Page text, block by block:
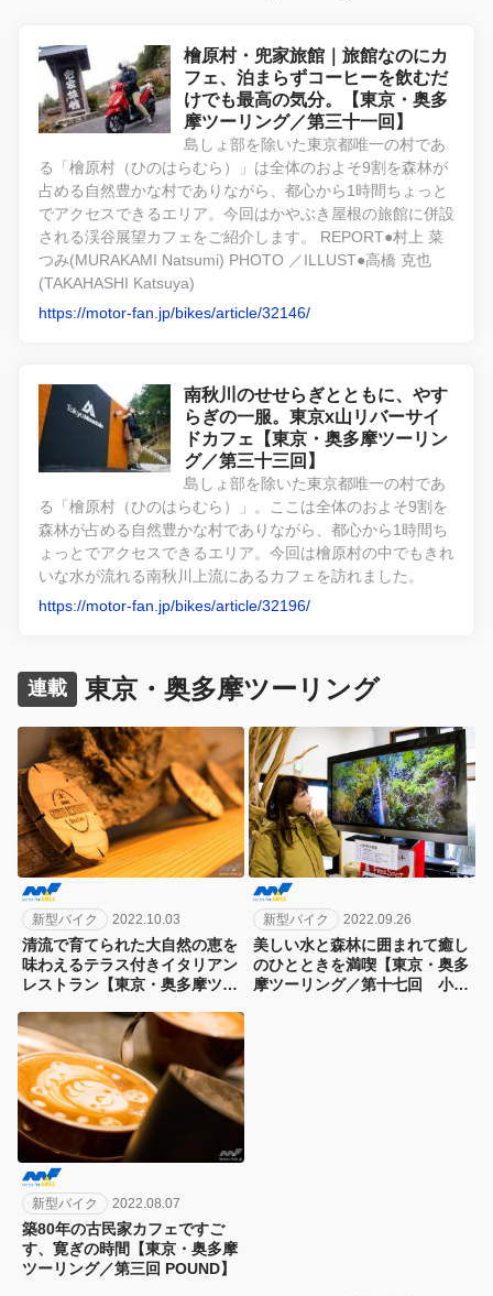
檜原村・兜家旅館｜旅館なのにカ
フェ、泊まらずコーヒーを飲むだ
けでも最高の気分。【東京・奥多
摩ツーリング／第三十一回】
島しょ部を除いた東京都唯一の村であ
る「檜原村（ひのはらむら）」は全体のおよそ9割を森林が
占める自然豊かな村でありながら、都心から1時間ちょっと
でアクセスできるエリア。今回はかやぶき屋根の旅館に併設
される渓谷展望カフェをご紹介します。 REPORT●村上 菜
つみ(MURAKAMI Natsumi) PHOTO ／ILLUST●高橋 克也
(TAKAHASHI Katsuya)
https://motor-fan.jp/bikes/article/32146/
南秋川のせせらぎとともに、やす
らぎの一服。東京x山リバーサイ
ドカフェ【東京・奥多摩ツーリン
グ／第三十三回】
島しょ部を除いた東京都唯一の村であ
る「檜原村（ひのはらむら）」。ここは全体のおよそ9割を
森林が占める自然豊かな村でありながら、都心から1時間ち
ょっとでアクセスできるエリア。今回は檜原村の中でもきれ
いな水が流れる南秋川上流にあるカフェを訪れました。
https://motor-fan.jp/bikes/article/32196/
連載 東京・奥多摩ツーリング
新型バイク 2022.10.03
清流で育てられた大自然の恵を
味わえるテラス付きイタリアン
レストラン【東京・奥多摩ツー
多摩 源流レストラン】
新型バイク 2022.09.26
美しい水と森林に囲まれて癒し
のひとときを満喫【東京・奥多
摩ツーリング／第十七回 小菅
新型バイク 2022.08.07
築80年の古民家カフェですご
す、寛ぎの時間【東京・奥多摩
ツーリング／第三回 POUND】